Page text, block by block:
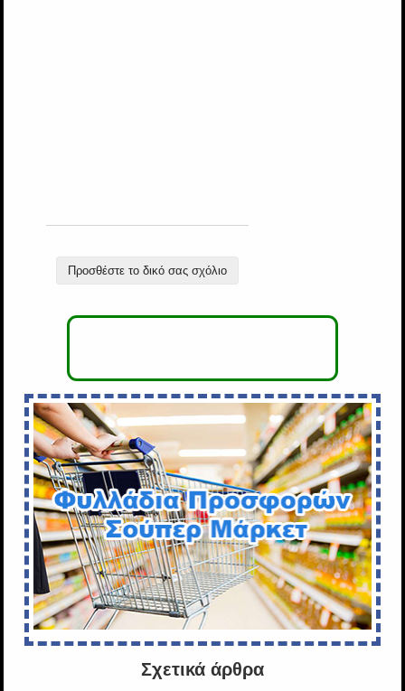
Προσθέστε το δικό σας σχόλιο
Σχετικά άρθρα